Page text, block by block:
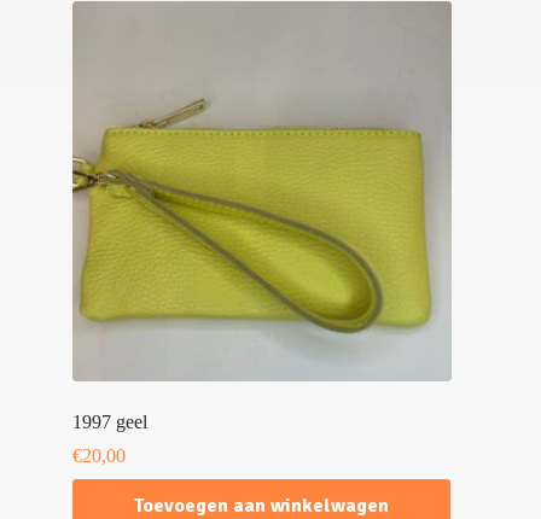
1997 geel
€20,00
Toevoegen aan winkelwagen